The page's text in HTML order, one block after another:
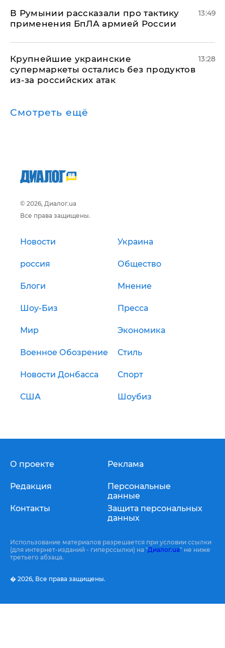
В Румынии рассказали про тактику
применения БпЛА армией России
13:49
Крупнейшие украинские
супермаркеты остались без продуктов
из-за российских атак
13:28
Смотреть ещё
© 2026, Диалог.ua
Все права защищены.
Новости Украина
россия Общество
Блоги Мнение
Шоу-Биз Пресса
Мир Экономика
Военное Обозрение Стиль
Новости Донбасса Спорт
США Шоубиз
О проекте
Редакция
Контакты
Реклама
Персональные
данные
Защита персональных
данных
Использование материалов разрешается при условии ссылки
(для интернет-изданий - гиперссылки) на "Диалог.ua" не ниже
третьего абзаца.
� 2026, Все права защищены.